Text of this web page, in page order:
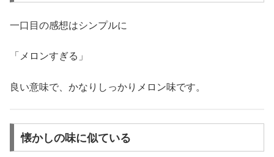
一口目の感想はシンプルに
「メロンすぎる」
良い意味で、かなりしっかりメロン味です。
懐かしの味に似ている